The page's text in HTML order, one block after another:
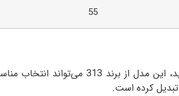
55
برای فصل تابستان هستید، این
تبدیل کرده است.